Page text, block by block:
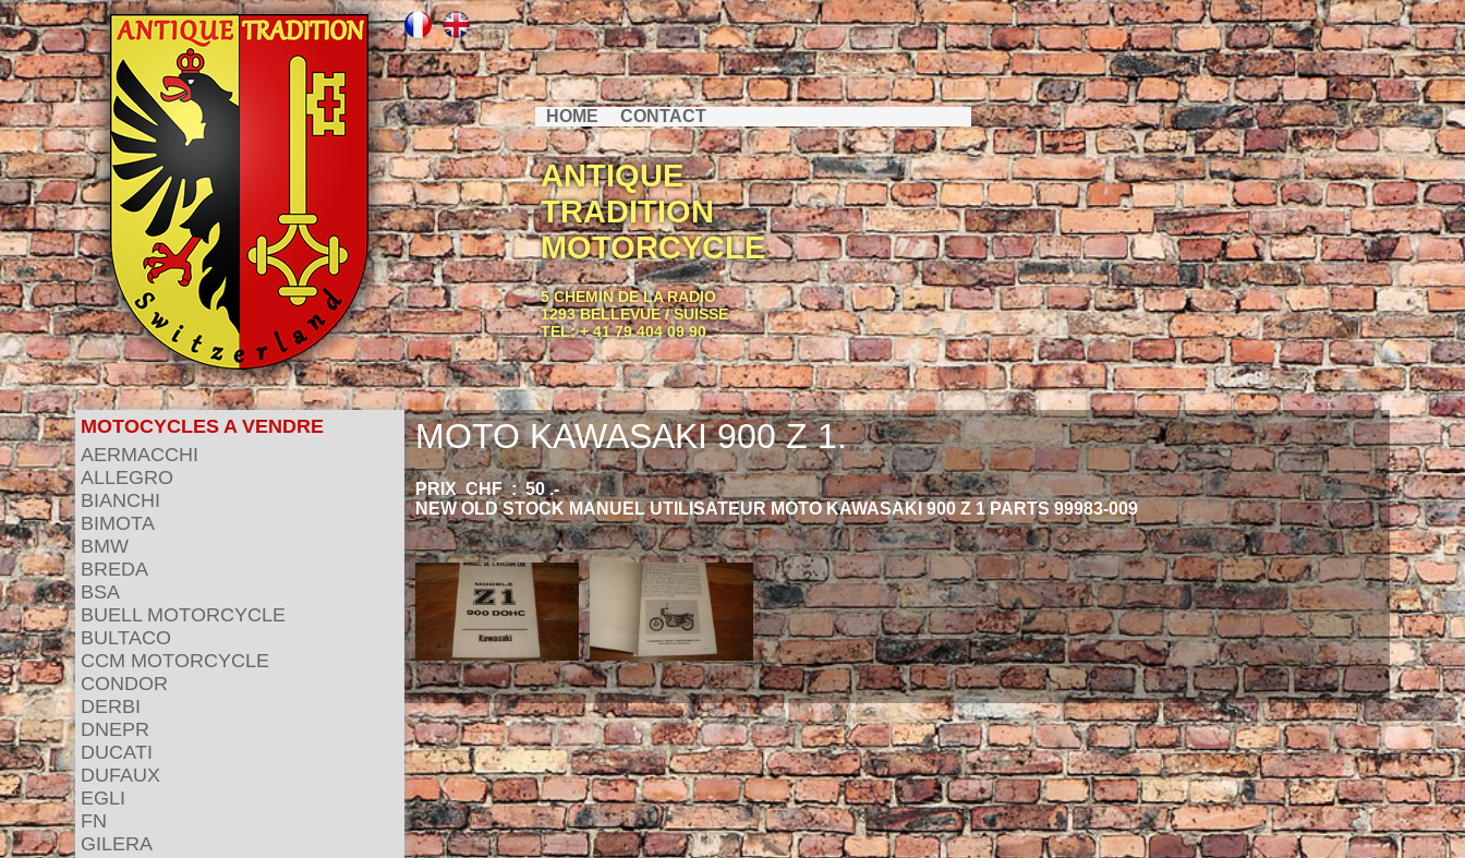
HOME CONTACT
ANTIQUE
TRADITION
MOTORCYCLE
5 CHEMIN DE LA RADIO
1293 BELLEVUE / SUISSE
TEL: + 41 79 404 09 90
MOTOCYCLES A VENDRE
AERMACCHI
ALLEGRO
BIANCHI
BIMOTA
BMW
BREDA
BSA
BUELL MOTORCYCLE
BULTACO
CCM MOTORCYCLE
CONDOR
DERBI
DNEPR
DUCATI
DUFAUX
EGLI
FN
GILERA
MOTO KAWASAKI 900 Z 1.
PRIX CHF : 50 .-
NEW OLD STOCK MANUEL UTILISATEUR MOTO KAWASAKI 900 Z 1 PARTS 99983-009